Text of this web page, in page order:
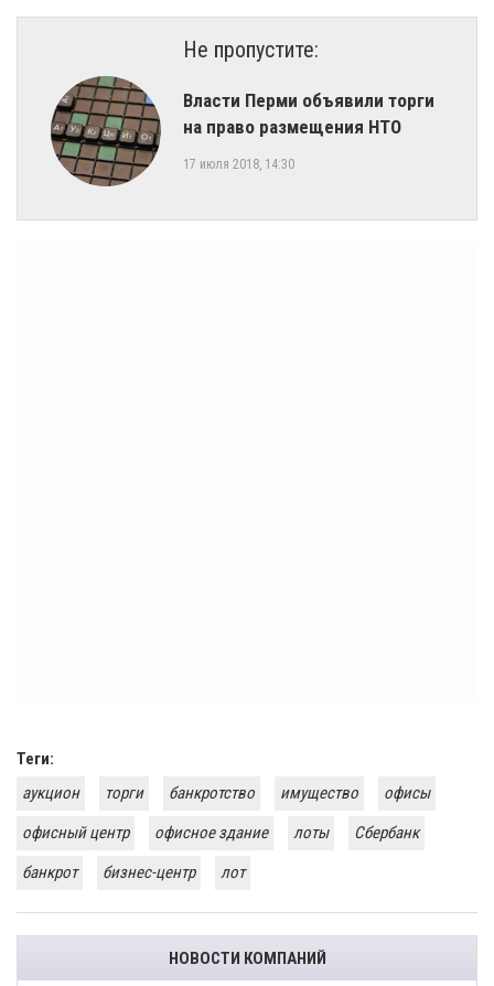
Не пропустите:
Власти Перми объявили торги
на право размещения НТО
17 июля 2018, 14:30
Теги:
аукцион
торги банкротство имущество
офисы
офисный центр
офисное здание лоты
Сбербанк
банкрот
бизнес-центр лот
НОВОСТИ КОМПАНИЙ